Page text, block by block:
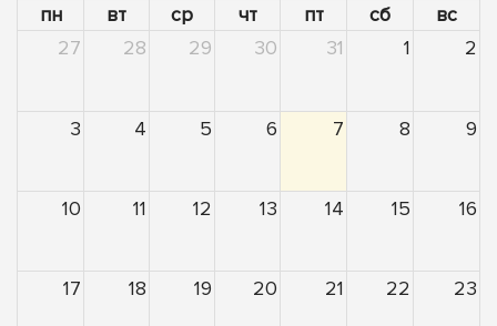
пн вт ср чт пт сб
вс
27
28 29 30 31 1 2
3 4 5 6 7 8 9
10 11 12 13 14 15 16
17 18 19 20 21 22 23